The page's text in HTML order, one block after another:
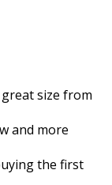
size from
and more
the first